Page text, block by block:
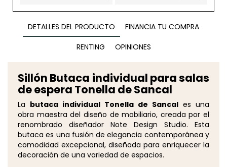
DETALLES DEL PRODUCTO
FINANCIA TU COMPRA
RENTING
OPINIONES
Sillón Butaca individual para salas
de espera Tonella de Sancal
La butaca individual Tonella de Sancal es una
obra maestra del diseño de mobiliario, creada por el
renombrado diseñador Note Design Studio. Esta
butaca es una fusión de elegancia contemporánea y
comodidad excepcional, diseñada para enriquecer la
decoración de una variedad de espacios.